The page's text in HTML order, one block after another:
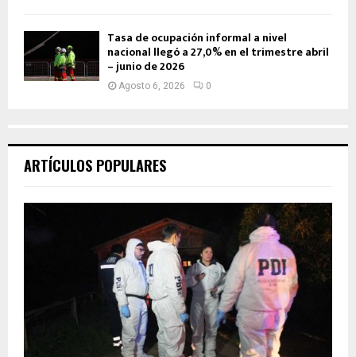
Tasa de ocupación informal a nivel
nacional llegó a 27,0% en el trimestre abril
– junio de 2026
Agosto 6, 2026 0
ARTÍCULOS POPULARES